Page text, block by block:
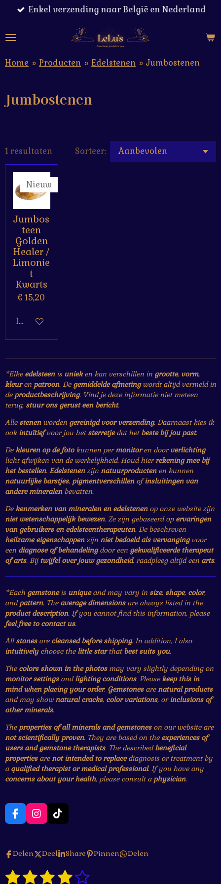
naar
hoofdinhoud
Enkel verzending naar België en Nederland
Home » Producten » Edelstenen » Jumbostenen
Jumbostenen
1 resultaten Sorteer:
Nieuw
Jumbos
teen
Golden
Healer /
Limonie
t
Kwarts
€ 15,20
In winkelwagen
*Elke edelsteenis unieken kan verschillen in grootte, vorm,
kleuren patroon. De gemiddelde afmetingwordt altijd vermeld in
de productbeschrijving. Vind je deze informatie niet meteen
terug, stuur ons gerust een bericht.
Alle stenenworden gereinigd voor verzending. Daarnaast kies ik
ook intuïtiefvoor jou het sterretjedat het beste bij jou past.
De kleuren op de fotokunnen permonitoren doorverlichting
licht afwijken van de werkelijkheid. Houd hierrekening mee bij
het bestellen. Edelstenenzijn natuurproductenen kunnen
natuurlijke barstjes, pigmentverschillenofinsluitingen van
andere mineralenbevatten.
De kenmerken van mineralen en edelstenenop onze website zijn
niet wetenschappelijk bewezen. Ze zijn gebaseerd op ervaringen
van gebruikers en edelsteentherapeuten. De beschreven
heilzame eigenschappenzijn niet bedoeld als vervangingvoor
een diagnose of behandelingdoor een gekwalificeerde therapeut
of arts. Bijtwijfel over jouw gezondheid, raadpleeg altijd een arts.
*Each gemstoneis uniqueand may vary in size, shape, color,
andpattern. The average dimensionsare always listed in the
product description. If you cannot find this information, please
feel free to contact us.
Allstonesare cleansed before shipping. In addition, I also
intuitivelychoose the little starthat best suits you.
The colors shown in the photosmay vary slightly depending on
monitor settingsandlighting conditions. Please keep this in
mind when placing your order. Gemstonesare natural products
and may shownatural cracks, color variations, orinclusions of
other minerals.
The properties of all minerals and gemstoneson our website are
not scientifically proven. They are based on the experiences of
users and gemstone therapists. The describedbeneficial
propertiesare not intended to replacediagnosis or treatment by
a qualified therapist or medical professional. If you have any
concerns about your health, please consult a physician.
F
a
b
o
I
n
a
r
T
i
o
Delen Deel Share Pinnen Delen
R
1 2 3 4 5
S